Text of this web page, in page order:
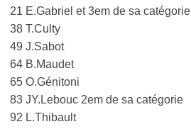
21 E.Gabriel et 3em de sa catégorie
38 T.Culty
49 J.Sabot
64 B.Maudet
65 O.Génitoni
83 JY.Lebouc 2em de sa catégorie
92 L.Thibault